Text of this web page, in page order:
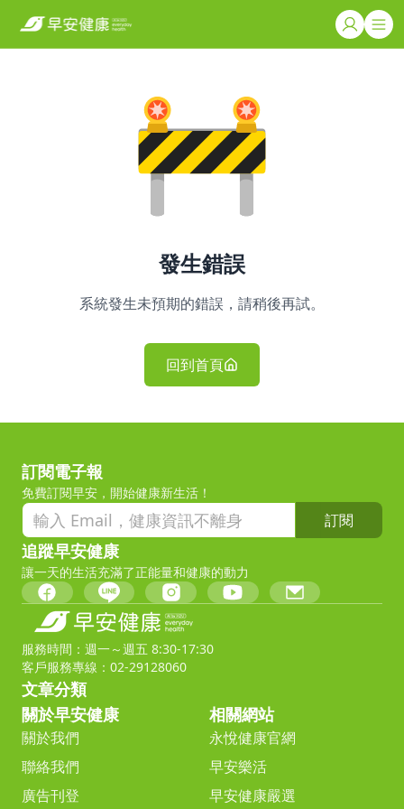
發生錯誤
系統發生未預期的錯誤，請稍後再試。
回到首頁
訂閱電子報
免費訂閱早安，開始健康新生活！
訂閱
追蹤早安健康
讓一天的生活充滿了正能量和健康的動力
服務時間：週一～週五 8:30-17:30
客戶服務專線：02-29128060
文章分類
關於早安健康
關於我們
聯絡我們
廣告刊登
相關網站
永悅健康官網
早安樂活
早安健康嚴選